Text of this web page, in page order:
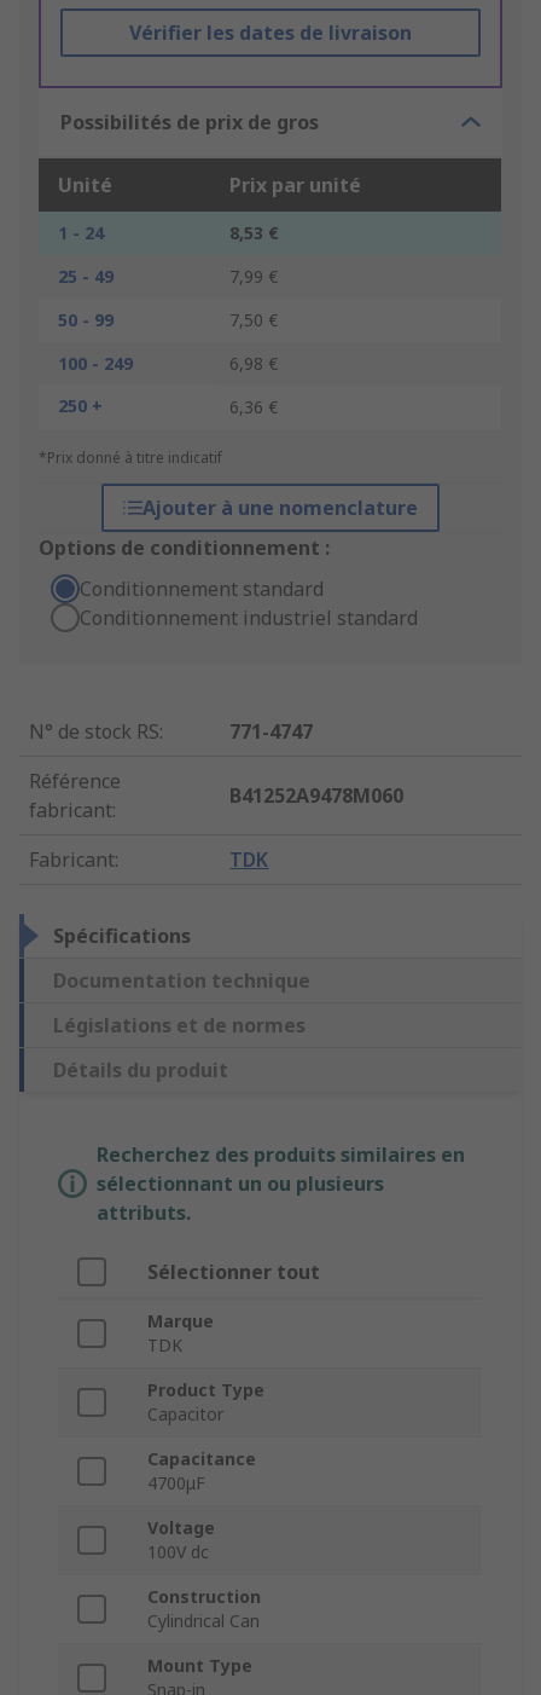
Vérifier les dates de livraison
Possibilités de prix de gros
Unité Prix par unité
1 - 24
8,53 €
25 - 49
7,99 €
50 - 99
7,50 €
100 - 249
6,98 €
250 +
6,36 €
*Prix donné à titre indicatif
Ajouter à une nomenclature
Options de conditionnement :
Conditionnement standard
Conditionnement industriel standard
N° de stock RS:
771-4747
Référence
fabricant:
B41252A9478M060
Fabricant: TDK
Spécifications
Documentation technique
Législations et de normes
Détails du produit
Recherchez des produits similaires en
sélectionnant un ou plusieurs
attributs.
Sélectionner tout
Marque
TDK
Product Type
Capacitor
Capacitance
4700μF
Voltage
100V dc
Construction
Cylindrical Can
Mount Type
Snap-in